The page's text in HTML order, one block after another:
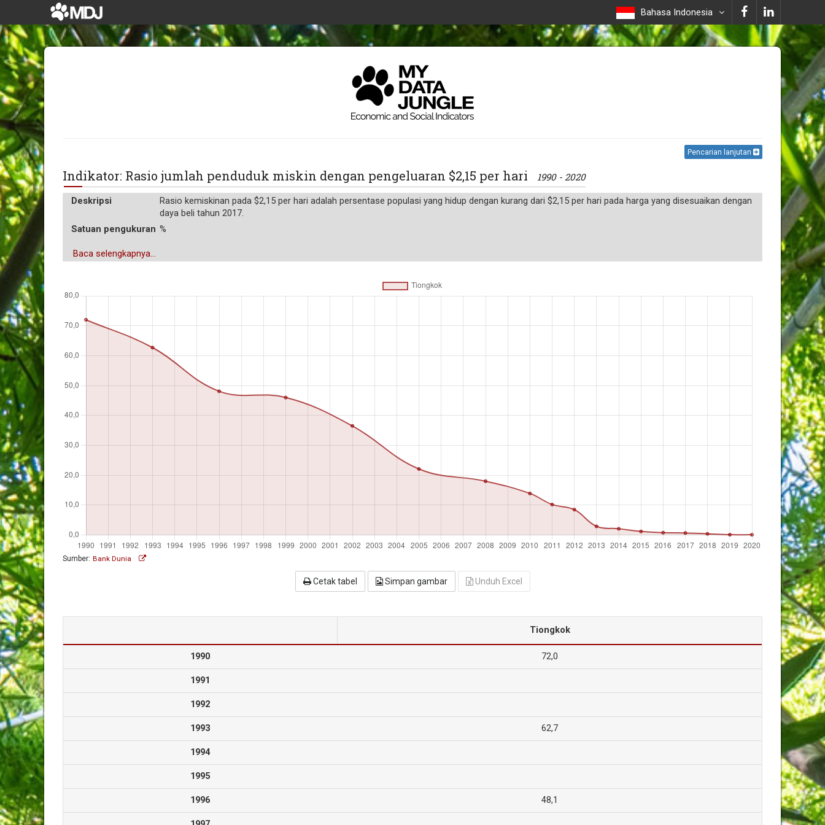
Bahasa Indonesia
Pencarian lanjutan
Indikator: Rasio jumlah penduduk miskin dengan pengeluaran $2,15 per hari 1990 - 2020
Deskripsi
Rasio kemiskinan pada $2,15 per hari adalah persentase populasi yang hidup dengan kurang dari $2,15 per hari pada harga yang disesuaikan dengan
daya beli tahun 2017.
Satuan pengukuran %
Baca selengkapnya...
Sumber: Bank Dunia
Cetak tabel Simpan gambar Unduh Excel
Tiongkok
1990 72,0
1991
1992
1993 62,7
1994
1995
1996 48,1